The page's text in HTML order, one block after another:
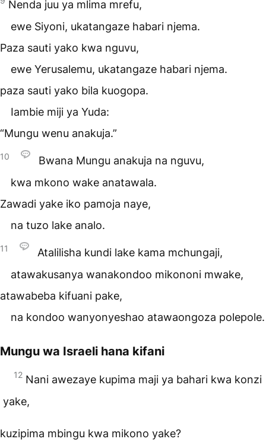
Nenda juu ya mlima mrefu,
ewe Siyoni, ukatangaze habari njema.
Paza sauti yako kwa nguvu,
ewe Yerusalemu, ukatangaze habari njema.
paza sauti yako bila kuogopa.
Iambie miji ya Yuda:
“Mungu wenu anakuja.”
10
Bwana Mungu anakuja na nguvu,
kwa mkono wake anatawala.
Zawadi yake iko pamoja naye,
na tuzo lake analo.
11
Atalilisha kundi lake kama mchungaji,
atawakusanya wanakondoo mikononi mwake,
atawabeba kifuani pake,
na kondoo wanyonyeshao atawaongoza polepole.
Mungu wa Israeli hana kifani
12 Nani awezaye kupima maji ya bahari kwa konzi
yake,
kuzipima mbingu kwa mikono yake?